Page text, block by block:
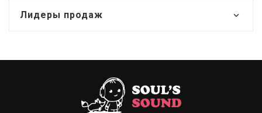
Лидеры продаж